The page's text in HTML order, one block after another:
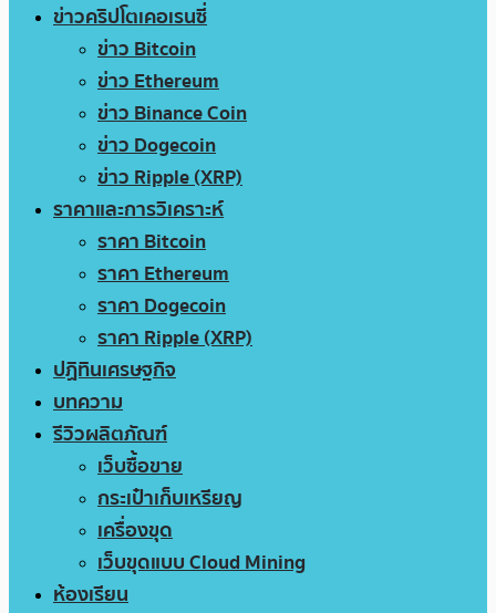
ข่าวคริปโตเคอเรนซี่
ข่าว Bitcoin
ข่าว Ethereum
ข่าว Binance Coin
ข่าว Dogecoin
ข่าว Ripple (XRP)
ราคาและการวิเคราะห์
ราคา Bitcoin
ราคา Ethereum
ราคา Dogecoin
ราคา Ripple (XRP)
ปฏิทินเศรษฐกิจ
บทความ
รีวิวผลิตภัณฑ์
เว็บซื้อขาย
กระเป๋าเก็บเหรียญ
เครื่องขุด
เว็บขุดแบบ Cloud Mining
ห้องเรียน